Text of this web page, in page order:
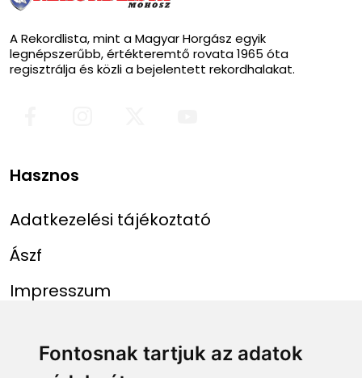
Fontosnak tartjuk az adatok
A Rekordlista, mint a Magyar Horgász egyik
legnépszerűbb, értékteremtő rovata 1965 óta
regisztrálja és közli a bejelentett rekordhalakat.
Hasznos
Adatkezelési tájékoztató
Ászf
Impresszum
Menü
Linkek